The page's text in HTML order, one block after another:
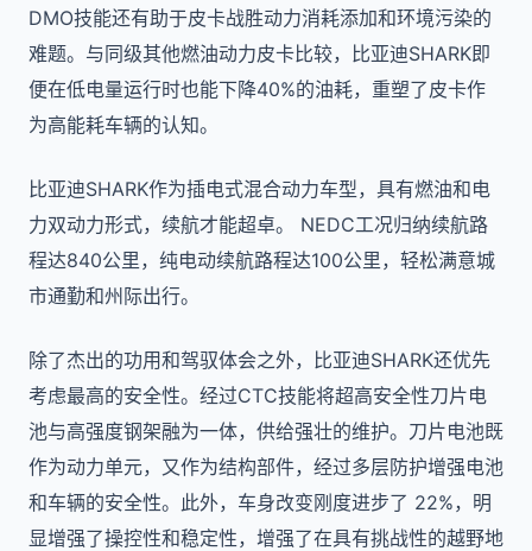
DMO技能还有助于皮卡战胜动力消耗添加和环境污染的
难题。与同级其他燃油动力皮卡比较，比亚迪SHARK即
便在低电量运行时也能下降40%的油耗，重塑了皮卡作
为高能耗车辆的认知。
比亚迪SHARK作为插电式混合动力车型，具有燃油和电
力双动力形式，续航才能超卓。 NEDC工况归纳续航路
程达840公里，纯电动续航路程达100公里，轻松满意城
市通勤和州际出行。
除了杰出的功用和驾驭体会之外，比亚迪SHARK还优先
考虑最高的安全性。经过CTC技能将超高安全性刀片电
池与高强度钢架融为一体，供给强壮的维护。刀片电池既
作为动力单元，又作为结构部件，经过多层防护增强电池
和车辆的安全性。此外，车身改变刚度进步了 22%，明
显增强了操控性和稳定性，增强了在具有挑战性的越野地